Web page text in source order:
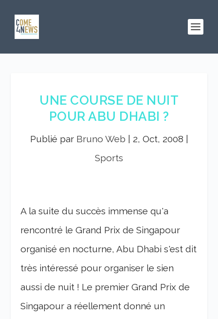
UNE COURSE DE NUIT
POUR ABU DHABI ?
Publié par Bruno Web 2, Oct, 2008
Sports
A la suite du succès immense qu'a
rencontré le Grand Prix de Singapour
organisé en nocturne, Abu Dhabi s'est dit
très intéressé pour organiser le sien
aussi de nuit ! Le premier Grand Prix de
Singapour a réellement donné un